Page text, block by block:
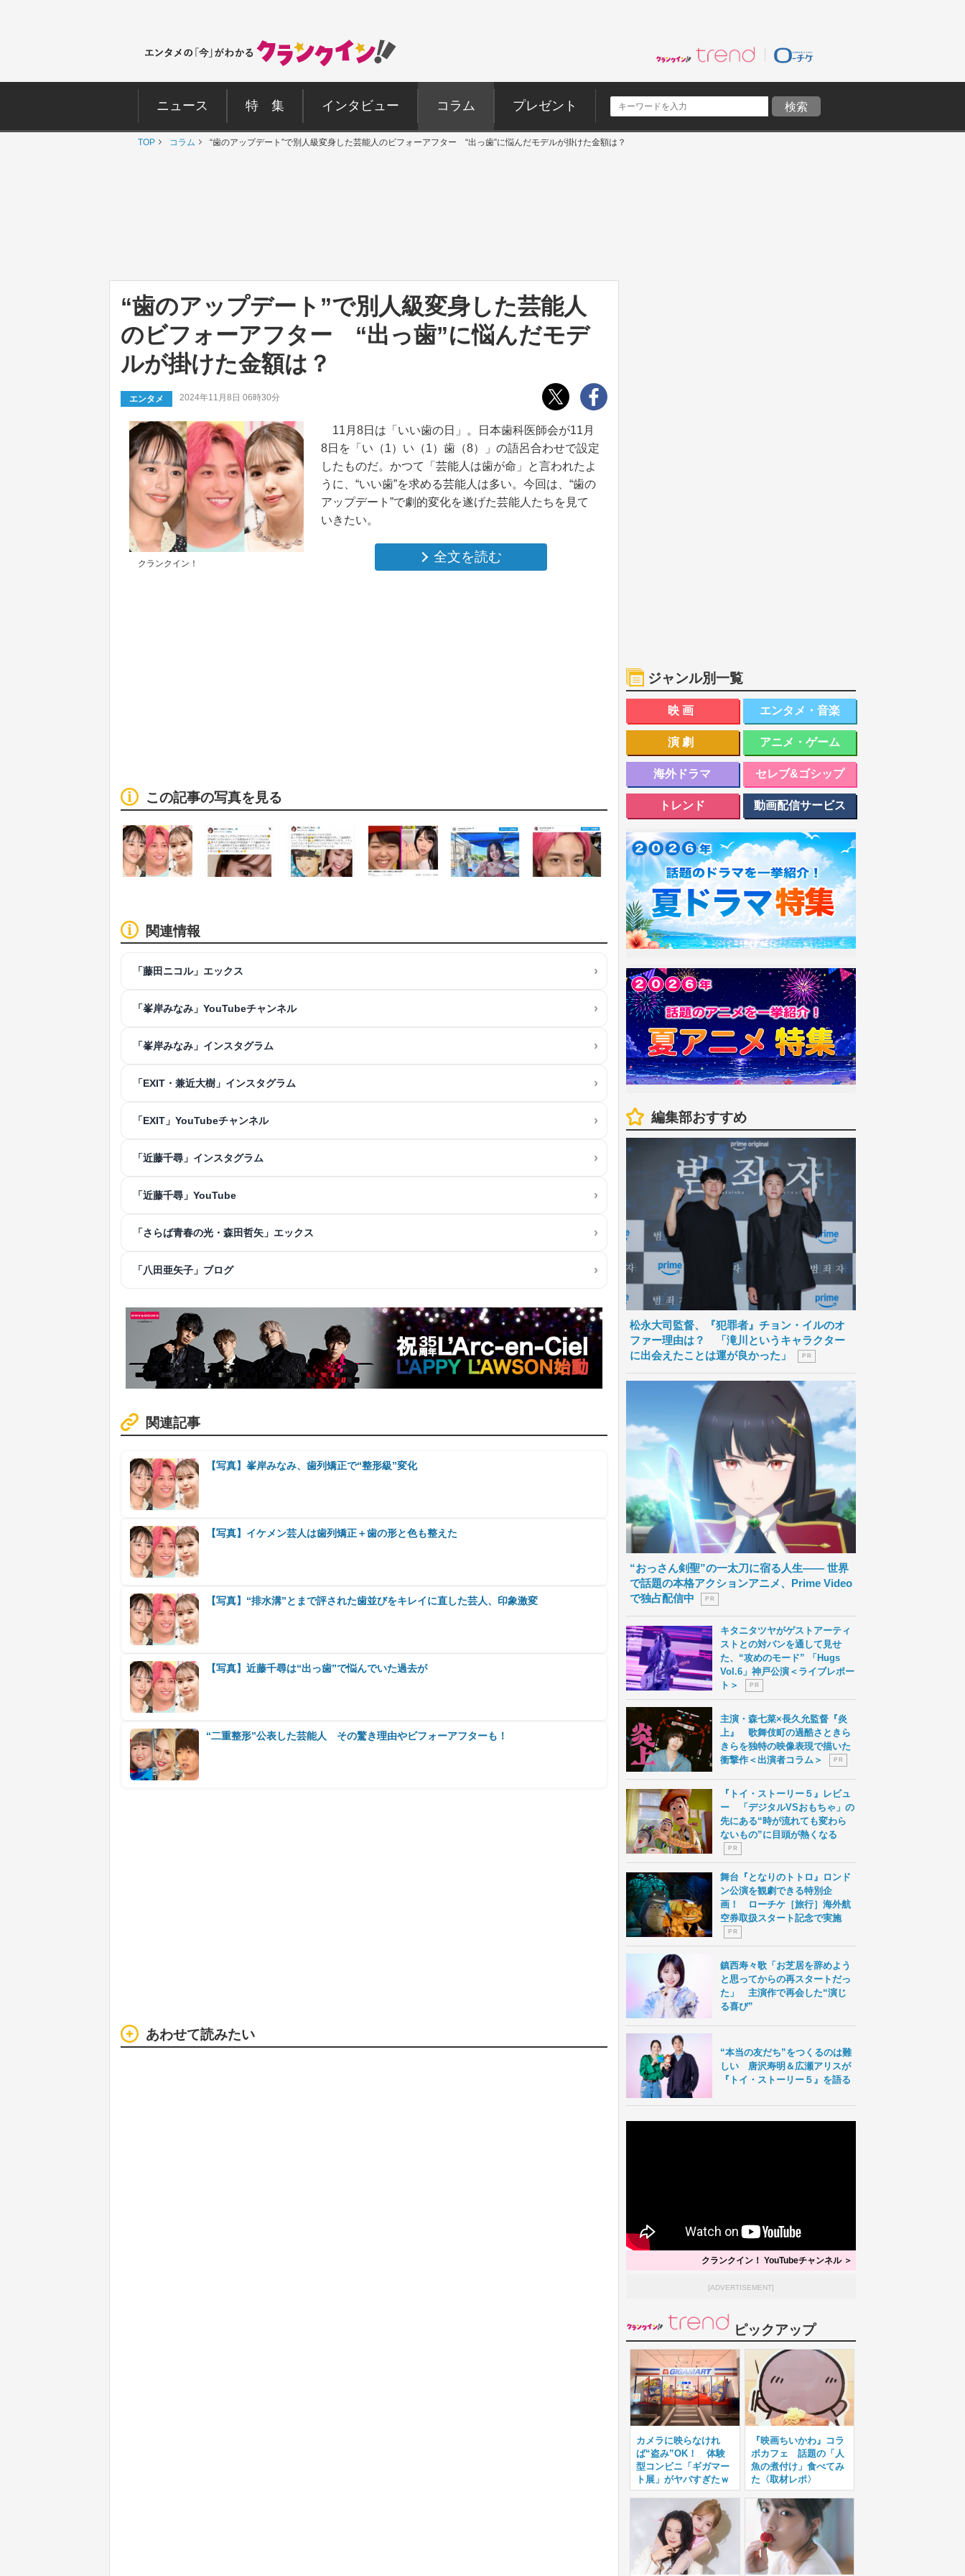
ニュース 特 集 インタビュー コラム プレゼント
TOP コラム “歯のアップデート”で別人級変身した芸能人のビフォーアフター “出っ歯”に悩んだモデルが掛けた金額は？
“歯のアップデート”で別人級変身した芸能人
のビフォーアフター “出っ歯”に悩んだモデ
ルが掛けた金額は？
エンタメ 2024年11月8日 06時30分
11月8日は「いい歯の日」。日本歯科医師会が11月
8日を「い（1）い（1）歯（8）」の語呂合わせで設定
したものだ。かつて「芸能人は歯が命」と言われたよ
うに、“いい歯”を求める芸能人は多い。今回は、“歯の
アップデート”で劇的変化を遂げた芸能人たちを見て
いきたい。
全文を読む
クランクイン！
この記事の写真を見る
関連情報
「藤田ニコル」エックス
「峯岸みなみ」YouTubeチャンネル
「峯岸みなみ」インスタグラム
「EXIT・兼近大樹」インスタグラム
「EXIT」YouTubeチャンネル
「近藤千尋」インスタグラム
「近藤千尋」YouTube
「さらば青春の光・森田哲矢」エックス
「八田亜矢子」ブログ
関連記事
【写真】峯岸みなみ、歯列矯正で“整形級”変化
【写真】イケメン芸人は歯列矯正＋歯の形と色も整えた
【写真】“排水溝”とまで評された歯並びをキレイに直した芸人、印象激変
【写真】近藤千尋は“出っ歯”で悩んでいた過去が
“二重整形”公表した芸能人 その驚き理由やビフォーアフターも！
あわせて読みたい
ジャンル別一覧
映画 エンタメ・音楽
演劇 アニメ・ゲーム
海外ドラマ セレブ&ゴシップ
トレンド 動画配信サービス
編集部おすすめ
松永大司監督、『犯罪者』チョン・イルのオ
ファー理由は？ 「滝川というキャラクター
に出会えたことは運が良かった」
P R
“おっさん剣聖”の一太刀に宿る人生―― 世界
で話題の本格アクションアニメ、Prime Video
で独占配信中
P R
キタニタツヤがゲストアーティ
ストとの対バンを通して見せ
た、“攻めのモード” 「Hugs
Vol.6」神戸公演＜ライブレポー
ト＞
P R
主演・森七菜×長久允監督『炎
上』 歌舞伎町の過酷さときら
きらを独特の映像表現で描いた
衝撃作＜出演者コラム＞
P R
『トイ・ストーリー５』レビュ
ー 「デジタルVSおもちゃ」の
先にある“時が流れても変わら
ないもの”に目頭が熱くなる
P R
舞台『となりのトトロ』ロンド
ン公演を観劇できる特別企
画！ ローチケ［旅行］海外航
空券取扱スタート記念で実施
P R
鎮西寿々歌「お芝居を辞めよう
と思ってからの再スタートだっ
た」 主演作で再会した“演じ
る喜び”
“本当の友だち”をつくるのは難
しい 唐沢寿明＆広瀬アリスが
『トイ・ストーリー５』を語る
クランクイン！ YouTubeチャンネル ＞
[ADVERTISEMENT]
ピックアップ
カメラに映らなけれ
ば“盗み”OK！ 体験
型コンビニ「ギガマー
ト展」がヤバすぎたｗ
『映画ちいかわ』コラ
ボカフェ 話題の「人
魚の煮付け」食べてみ
た〈取材レポ〉